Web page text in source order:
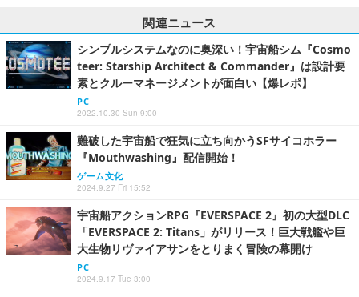
関連ニュース
シンプルシステムなのに奥深い！宇宙船シム『Cosmo
teer: Starship Architect & Commander』は設計要
素とクルーマネージメントが面白い【爆レポ】
PC
2022.10.30 Sun 9:00
難破した宇宙船で狂気に立ち向かうSFサイコホラー
『Mouthwashing』配信開始！
ゲーム文化
2024.9.27 Fri 15:52
宇宙船アクションRPG『EVERSPACE 2』初の大型DLC
「EVERSPACE 2: Titans」がリリース！巨大戦艦や巨
大生物リヴァイアサンをとりまく冒険の幕開け
PC
2024.9.17 Tue 3:00